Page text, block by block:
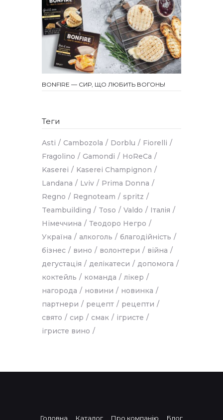
BONFIRE — СИР, ЩО ЛЮБИТЬ ВОГОНЬ!
Теги
Asti Cambozola Dorblu
Fiorelli
Fragolino
Gamondi
HoReCa
Kaserei
Kaserei Champignon
Landana
Lviv
Prima Donna
Regno
Regnoteam
spritz
Teambuilding
Toso Valdo
Італія
Німеччина
Теодоро Негро
Україна
алкоголь
благодійність
бізнес
вино волонтери
війна
дегустація
делікатеси
допомога
коктейль
команда
лікер
нагорода
новини
новинка
партнери
рецепт
рецепти
свято
сир смак
ігристе
ігристе вино
Головна Каталог Про компанію Блог